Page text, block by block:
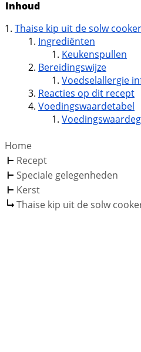
Inhoud
Thaise kip uit de solw
Ingrediënten
Keukenspullen
Bereidingswijze
Voedselallergie
Reacties op dit recept
Voedingswaardetabel
Home
Recept
Speciale gelegenheden
Kerst
Thaise kip uit de solw